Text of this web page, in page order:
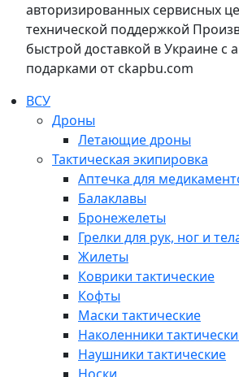
авторизированных сервисных
технической поддержкой
быстрой доставкой в Украине с
подарками от ckapbu.com
ВСУ
Дроны
Летающие дроны
Тактическая экипировка
Аптечка для
Балаклавы
Бронежелеты
Грелки для рук, ног и
Жилеты
Коврики тактические
Кофты
Маски тактические
Наколенники
Наушники тактические